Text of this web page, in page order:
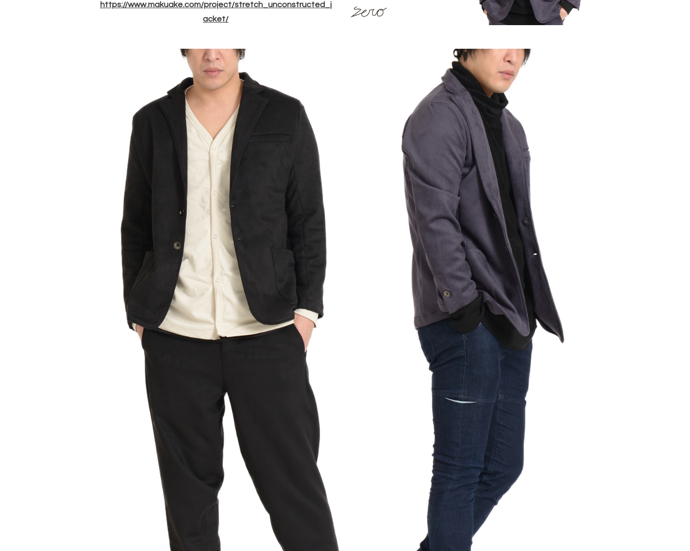
https://www.makuake.com/project/stretch_unconstructed_j
acket/